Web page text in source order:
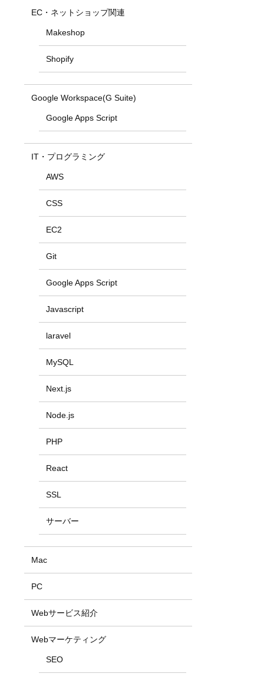
EC・ネットショップ関連
Makeshop
Shopify
Google Workspace(G Suite)
Google Apps Script
IT・プログラミング
AWS
CSS
EC2
Git
Google Apps Script
Javascript
laravel
MySQL
Next.js
Node.js
PHP
React
SSL
サーバー
Mac
PC
Webサービス紹介
Webマーケティング
SEO